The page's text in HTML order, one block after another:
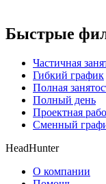
Быстрые
Частичная
Гибкий график
Полная
Полный день
Проектная
Сменный
HeadHunter
О компании